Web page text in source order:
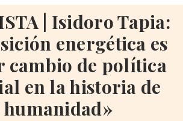
| Isidoro Tapia:
energética es
cambio de política
en la historia de
humanidad»